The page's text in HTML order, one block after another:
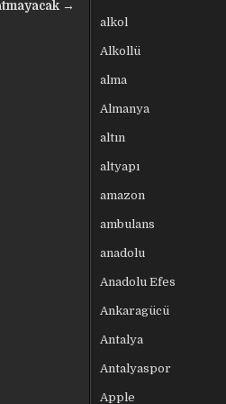
→
alkol
Alkollü
alma
Almanya
altın
altyapı
amazon
ambulans
anadolu
Anadolu Efes
Ankaragücü
Antalya
Antalyaspor
Apple